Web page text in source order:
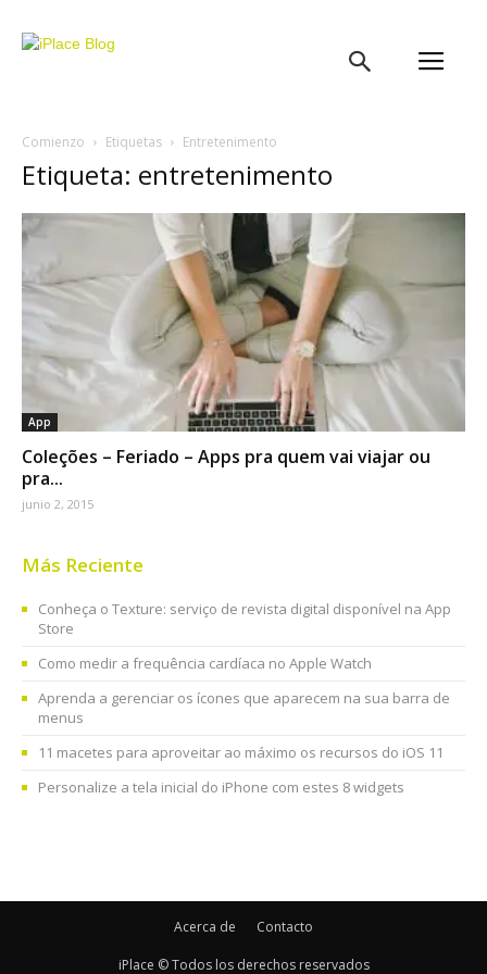
Comienzo Etiquetas Entretenimento
Etiqueta: entretenimento
App
Coleções – Feriado – Apps pra quem vai viajar ou
pra...
junio 2, 2015
Más Reciente
Conheça o Texture: serviço de revista digital disponível na App
Store
Como medir a frequência cardíaca no Apple Watch
Aprenda a gerenciar os ícones que aparecem na sua barra de
menus
11 macetes para aproveitar ao máximo os recursos do iOS 11
Personalize a tela inicial do iPhone com estes 8 widgets
Acerca de Contacto
iPlace © Todos los derechos reservados